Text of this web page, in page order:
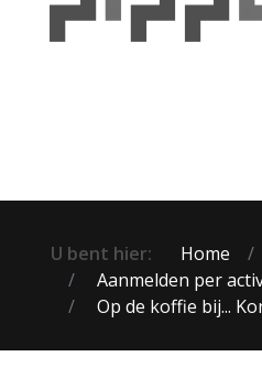
U bent hier: Home
Aanmelden per
Op de koffie bij...